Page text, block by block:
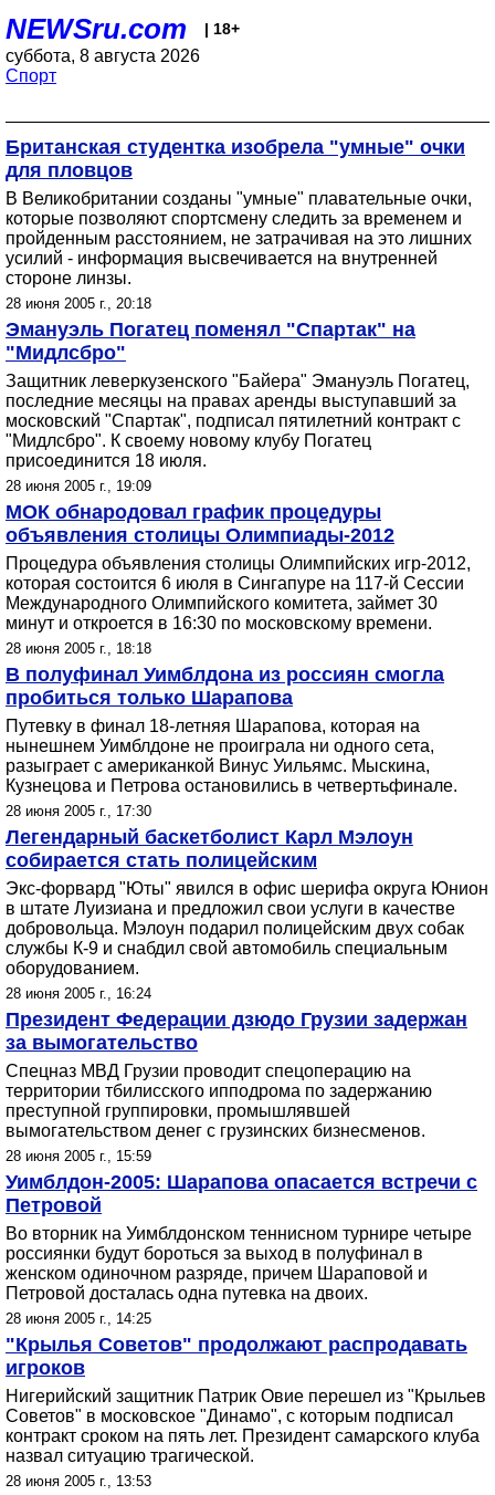
NEWSru.com | 18+
суббота, 8 августа 2026
Спорт
Британская студентка изобрела "умные" очки
для пловцов
В Великобритании созданы "умные" плавательные очки,
которые позволяют спортсмену следить за временем и
пройденным расстоянием, не затрачивая на это лишних
усилий - информация высвечивается на внутренней
стороне линзы.
28 июня 2005 г., 20:18
Эмануэль Погатец поменял "Спартак" на
"Мидлсбро"
Защитник леверкузенского "Байера" Эмануэль Погатец,
последние месяцы на правах аренды выступавший за
московский "Спартак", подписал пятилетний контракт с
"Мидлсбро". К своему новому клубу Погатец
присоединится 18 июля.
28 июня 2005 г., 19:09
МОК обнародовал график процедуры
объявления столицы Олимпиады-2012
Процедура объявления столицы Олимпийских игр-2012,
которая состоится 6 июля в Сингапуре на 117-й Сессии
Международного Олимпийского комитета, займет 30
минут и откроется в 16:30 по московскому времени.
28 июня 2005 г., 18:18
В полуфинал Уимблдона из россиян смогла
пробиться только Шарапова
Путевку в финал 18-летняя Шарапова, которая на
нынешнем Уимблдоне не проиграла ни одного сета,
разыграет с американкой Винус Уильямс. Мыскина,
Кузнецова и Петрова остановились в четвертьфинале.
28 июня 2005 г., 17:30
Легендарный баскетболист Карл Мэлоун
собирается стать полицейским
Экс-форвард "Юты" явился в офис шерифа округа Юнион
в штате Луизиана и предложил свои услуги в качестве
добровольца. Мэлоун подарил полицейским двух собак
службы К-9 и снабдил свой автомобиль специальным
оборудованием.
28 июня 2005 г., 16:24
Президент Федерации дзюдо Грузии задержан
за вымогательство
Спецназ МВД Грузии проводит спецоперацию на
территории тбилисского ипподрома по задержанию
преступной группировки, промышлявшей
вымогательством денег с грузинских бизнесменов.
28 июня 2005 г., 15:59
Уимблдон-2005: Шарапова опасается встречи с
Петровой
Во вторник на Уимблдонском теннисном турнире четыре
россиянки будут бороться за выход в полуфинал в
женском одиночном разряде, причем Шараповой и
Петровой досталась одна путевка на двоих.
28 июня 2005 г., 14:25
"Крылья Советов" продолжают распродавать
игроков
Нигерийский защитник Патрик Овие перешел из "Крыльев
Советов" в московское "Динамо", с которым подписал
контракт сроком на пять лет. Президент самарского клуба
назвал ситуацию трагической.
28 июня 2005 г., 13:53